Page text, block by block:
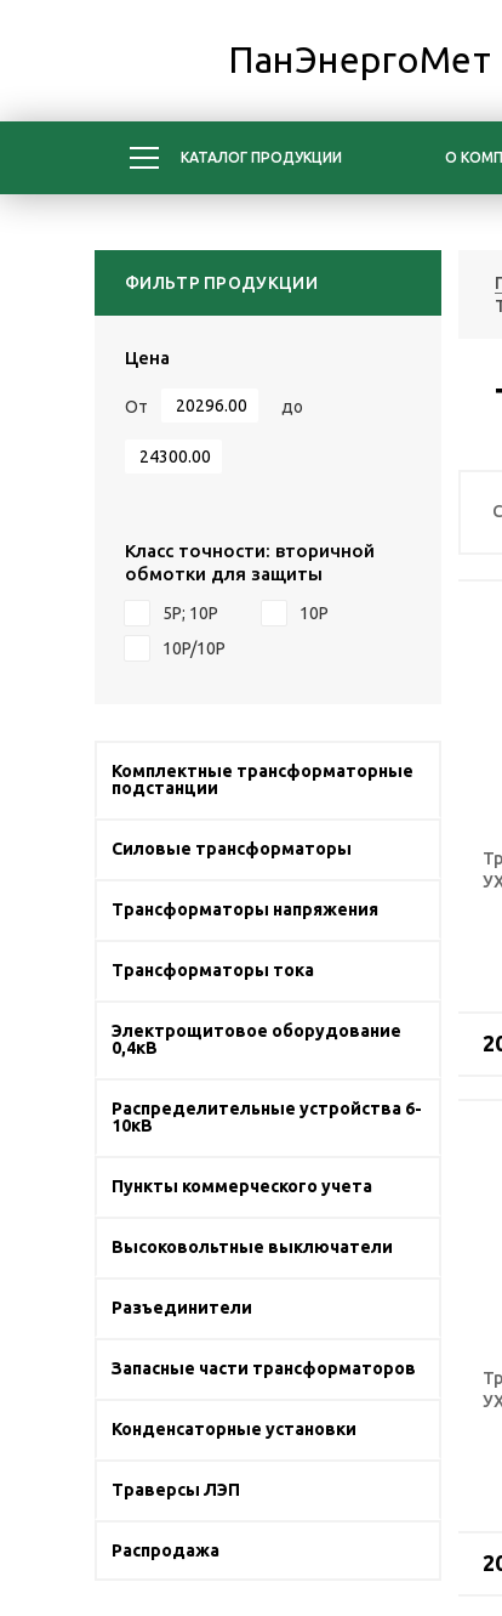
ПанЭнергоМет
КАТАЛОГ ПРОДУКЦИИ О
ФИЛЬТР ПРОДУКЦИИ
Цена
От до
Класс точности: вторичной
обмотки для защиты
5Р; 10Р
10P
10P/10P
Комплектные трансформаторные
подстанции
Силовые трансформаторы
Трансформаторы напряжения
Трансформаторы тока
Электрощитовое оборудование
0,4кВ
Распределительные устройства 6-
10кВ
Пункты коммерческого учета
Высоковольтные выключатели
Разъединители
Запасные части трансформаторов
Конденсаторные установки
Траверсы ЛЭП
Распродажа